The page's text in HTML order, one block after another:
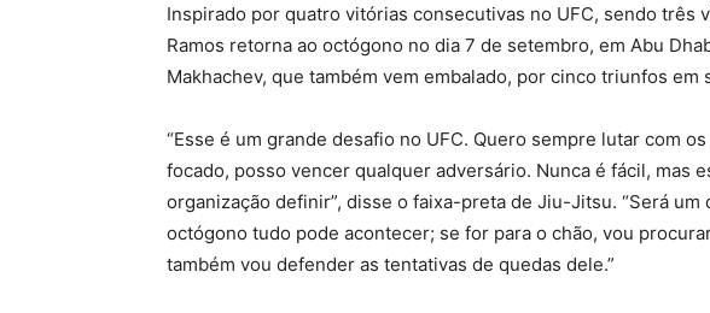
Inspirado por quatro vitórias consecutivas no UFC, sendo três
Ramos retorna ao octógono no dia 7 de setembro, em Abu
Makhachev, que também vem embalado, por cinco triunfos em
“Esse é um grande desafio no UFC. Quero sempre lutar com
focado, posso vencer qualquer adversário. Nunca é fácil, mas
organização definir”, disse o faixa-preta de Jiu-Jitsu. “Será um
octógono tudo pode acontecer; se for para o chão, vou
também vou defender as tentativas de quedas dele.”